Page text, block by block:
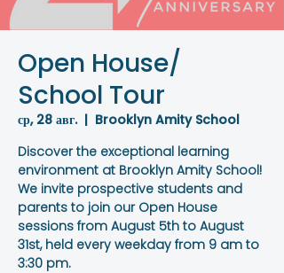
Open House/
School Tour
ср, 28 авг.
  |
Brooklyn Amity School
Discover the exceptional learning
environment at Brooklyn Amity School!
We invite prospective students and
parents to join our Open House
sessions from August 5th to August
31st, held every weekday from 9 am to
3:30 pm.